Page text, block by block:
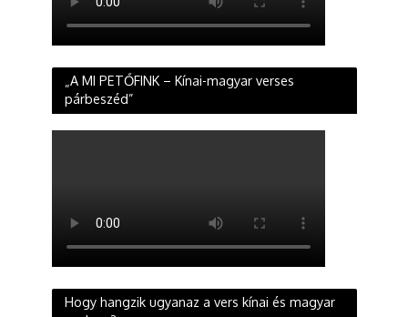
„A MI PETŐFINK – Kínai-magyar verses
párbeszéd”
Hogy hangzik ugyanaz a vers kínai és magyar